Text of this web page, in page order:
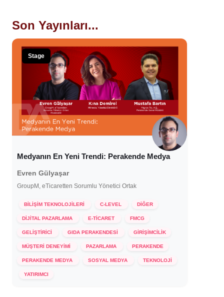
Son Yayınları...
Stage
Medyanın En Yeni Trendi: Perakende Medya
Evren Gülyaşar
GroupM, eTicaretten Sorumlu Yönetici Ortak
BİLİŞİM TEKNOLOJİLERİ C-LEVEL DİĞER
DİJİTAL PAZARLAMA E-TİCARET FMCG
GELİŞTİRİCİ GIDA PERAKENDESİ GİRİŞİMCİLİK
MÜŞTERİ DENEYİMİ PAZARLAMA PERAKENDE
PERAKENDE MEDYA SOSYAL MEDYA TEKNOLOJİ
YATIRIMCI